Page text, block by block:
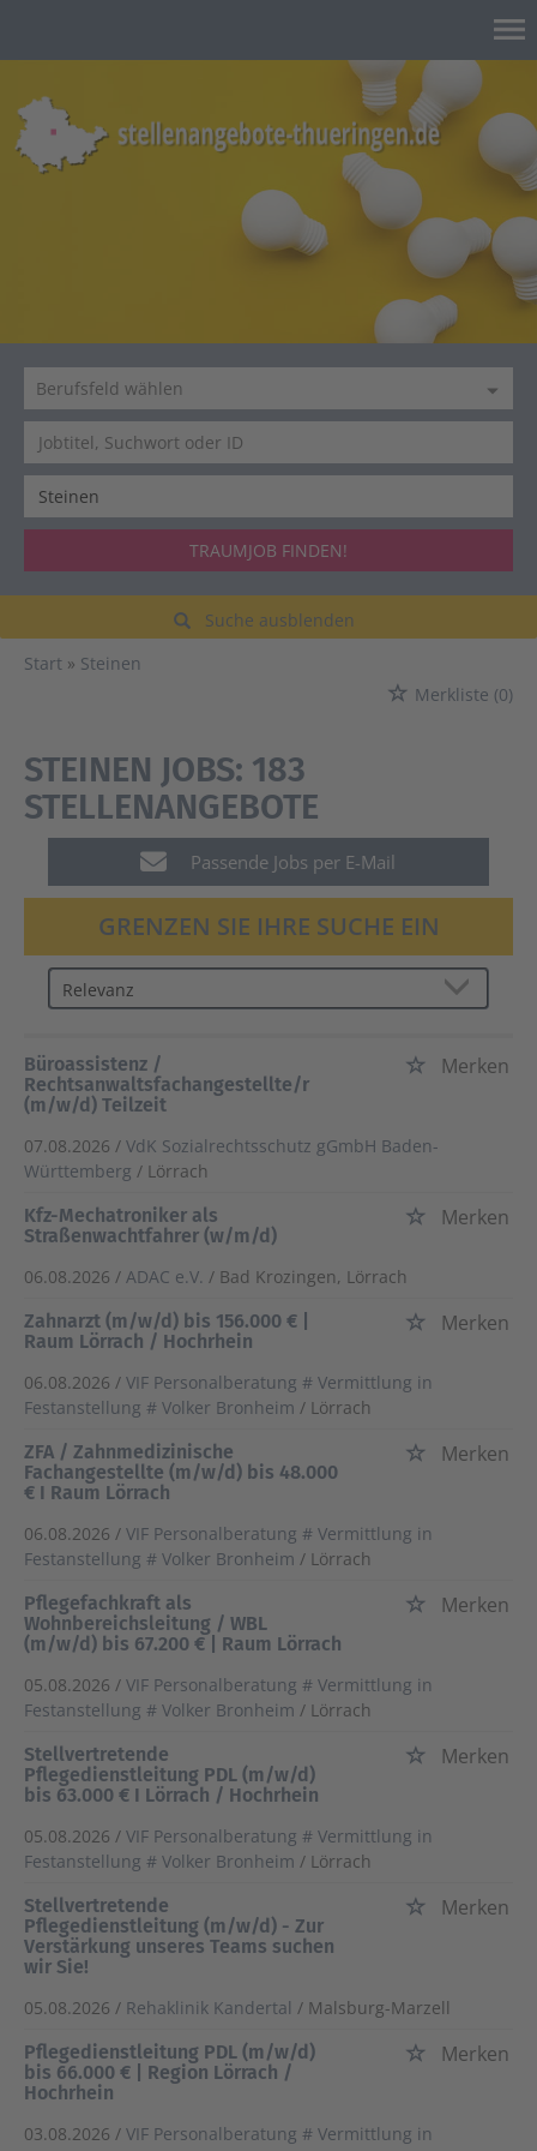
TRAUMJOB FINDEN!
Suche ausblenden
Start
Steinen
Merkliste (0)
STEINEN JOBS: 183
STELLENANGEBOTE
Passende Jobs per E-Mail
GRENZEN SIE IHRE SUCHE EIN
Büroassistenz /
Rechtsanwaltsfachangestellte/r
(m/w/d) Teilzeit
Merken
07.08.2026 / VdK Sozialrechtsschutz gGmbH Baden-
Württemberg / Lörrach
Kfz-Mechatroniker als
Straßenwachtfahrer (w/m/d)
Merken
06.08.2026 / ADAC e.V. / Bad Krozingen, Lörrach
Zahnarzt (m/w/d) bis 156.000 € |
Raum Lörrach / Hochrhein
Merken
06.08.2026 / VIF Personalberatung # Vermittlung in
Festanstellung # Volker Bronheim / Lörrach
ZFA / Zahnmedizinische
Fachangestellte (m/w/d) bis 48.000
€ I Raum Lörrach
Merken
06.08.2026 / VIF Personalberatung # Vermittlung in
Festanstellung # Volker Bronheim / Lörrach
Pflegefachkraft als
Wohnbereichsleitung / WBL
(m/w/d) bis 67.200 € | Raum Lörrach
Merken
05.08.2026 / VIF Personalberatung # Vermittlung in
Festanstellung # Volker Bronheim / Lörrach
Stellvertretende
Pflegedienstleitung PDL (m/w/d)
bis 63.000 € I Lörrach / Hochrhein
Merken
05.08.2026 / VIF Personalberatung # Vermittlung in
Festanstellung # Volker Bronheim / Lörrach
Stellvertretende
Pflegedienstleitung (m/w/d) - Zur
Verstärkung unseres Teams suchen
wir Sie!
Merken
05.08.2026 / Rehaklinik Kandertal / Malsburg-Marzell
Pflegedienstleitung PDL (m/w/d)
bis 66.000 € | Region Lörrach /
Hochrhein
Merken
03.08.2026 / VIF Personalberatung # Vermittlung in